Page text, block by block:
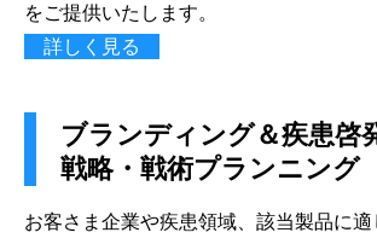
をご提供いたします。
詳しく見る
ブランディング＆疾患啓
戦略・戦術プランニング
お客さま企業や疾患領域、該当製品に